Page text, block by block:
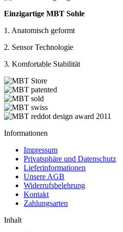
Einzigartige MBT Sohle
1. Anatomisch geformt
2. Sensor Technologie
3. Komfortable Stabilität
Informationen
Impressum
Privatsphäre und Datenschutz
Lieferinformationen
Unsere AGB
Widerrufsbelehrung
Kontakt
Zahlungsarten
Inhalt